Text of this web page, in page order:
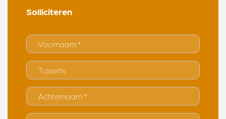
Solliciteren